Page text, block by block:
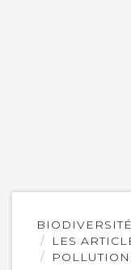
BIODIVERSITÉ
LES
Lire
l'article